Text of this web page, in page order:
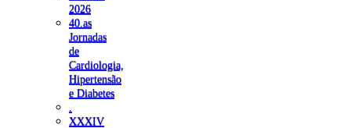
2026
40.as
Jornadas
de
Cardiologia,
Hipertensão
e Diabetes
XXXIV